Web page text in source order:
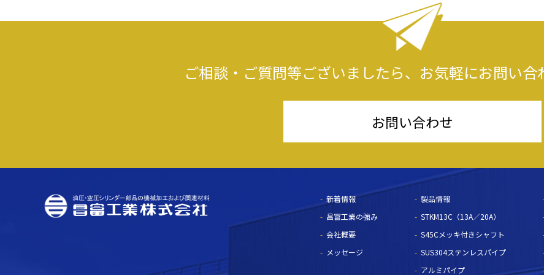
ご相談・ご質問等ございましたら、 お気軽にお問い合
お問い合わせ
新着情報
昌富工業の強み
会社概要
メッセージ
製品情報
STKM13C（13A／20A）
S45Cメッキ付きシャフト
SUS304ステンレスパイプ
アルミパイプ